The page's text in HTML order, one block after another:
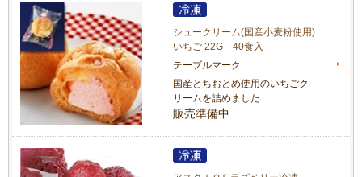
シュークリーム(国産小麦粉使用)
いちご 22G 40食入
テーブルマーク
国産とちおとめ使用のいちごク
リームを詰めました
販売準備中